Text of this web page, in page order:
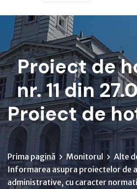
Proiect de
nr. 11 din
Proiect de
Prima pagină Monitorul
Alte
Informarea asupra proiectelor de
administrative, cu caracter